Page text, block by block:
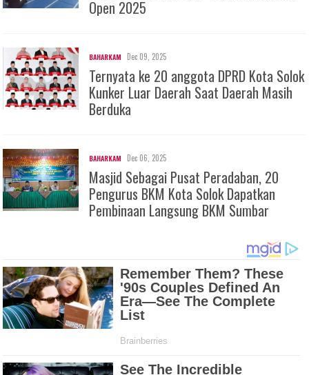
Open 2025
BAHARKAM Dec 09, 2025
Ternyata ke 20 anggota DPRD Kota Solok
Kunker Luar Daerah Saat Daerah Masih
Berduka
BAHARKAM Dec 06, 2025
Masjid Sebagai Pusat Peradaban, 20
Pengurus BKM Kota Solok Dapatkan
Pembinaan Langsung BKM Sumbar